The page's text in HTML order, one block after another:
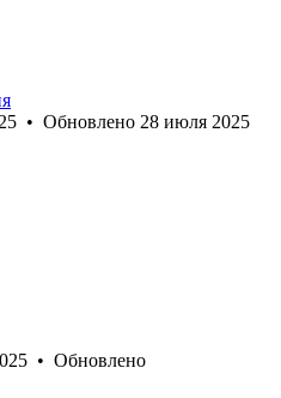
• Обновлено 28 июля 2025
• Обновлено